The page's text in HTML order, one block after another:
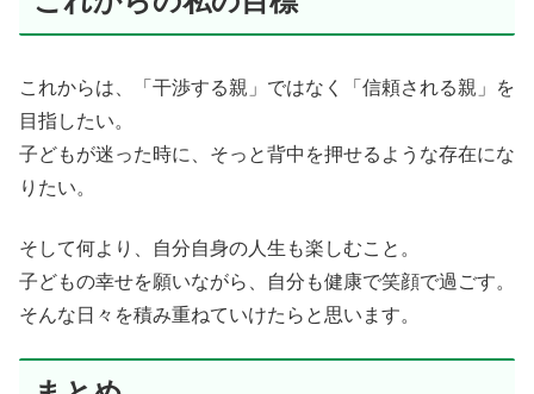
これからは、「干渉する親」ではなく「信頼される親」を
目指したい。
子どもが迷った時に、そっと背中を押せるような存在にな
りたい。
そして何より、自分自身の人生も楽しむこと。
子どもの幸せを願いながら、自分も健康で笑顔で過ごす。
そんな日々を積み重ねていけたらと思います。